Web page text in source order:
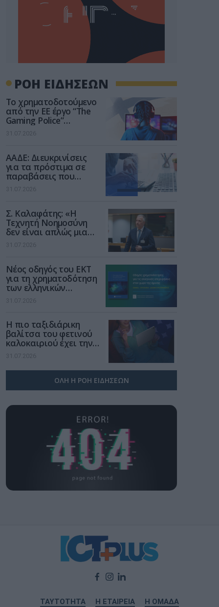
ΡΟΗ ΕΙΔΗΣΕΩΝ
Το χρηματοδοτούμενο
από την ΕΕ έργο “The
Gaming Police”
ενισχύει την ασφάλεια
των παιδιών στο
31.07.2026
ΑΑΔΕ: Διευκρινίσεις
για τα πρόστιμα σε
παραβάσεις που
αφορούν τους ΦΗΜ
31.07.2026
Σ. Καλαφάτης: «Η
Τεχνητή Νοημοσύνη
δεν είναι απλώς μια
νέα τεχνολογία, είναι
μια νέα βιομηχανική
31.07.2026
Νέος οδηγός του ΕΚΤ
για τη χρηματοδότηση
των ελληνικών
επιχειρήσεων στον
χώρο της άμυνας
31.07.2026
Η πιο ταξιδιάρικη
βαλίτσα του φετινού
καλοκαιριού έχει την
υπογραφή της Xiaomi
31.07.2026
ΟΛΗ Η ΡΟΗ ΕΙΔΗΣΕΩΝ
ΤΑΥΤΟΤΗΤΑ Η ΕΤΑΙΡΕΙΑ Η ΟΜΑΔΑ